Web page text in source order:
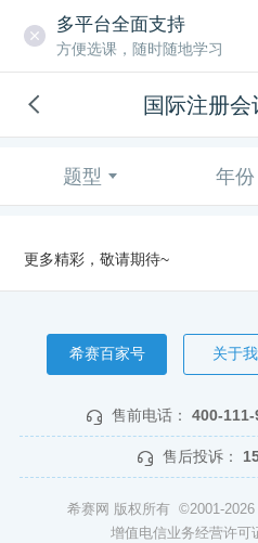
多平台全面支持
方便选课，随时随地学习
国际注册会
题型 年份
更多精彩，敬请期待~
希赛百家号 关于
售前电话： 400-111-
售后投诉：
希赛网 版权所有 ©2001-
增值电信业务经营许可